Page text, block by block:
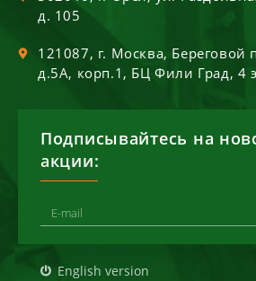
д. 105
121087, г. Москва, Береговой
д.5А, корп.1, БЦ Фили Град, 4
Подписывайтесь на
акции:
English version